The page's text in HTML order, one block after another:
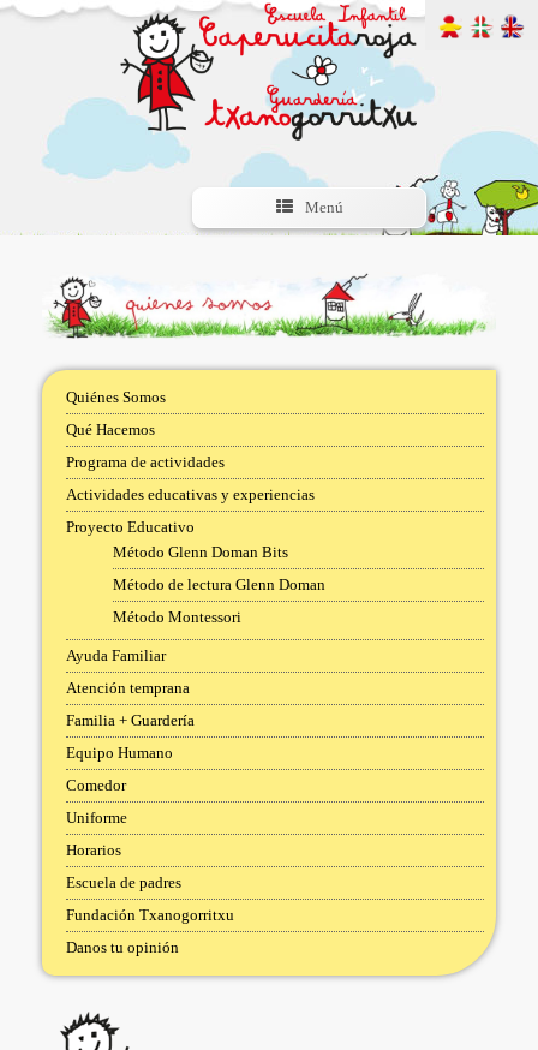
Menú
Quiénes Somos
Qué Hacemos
Programa de actividades
Actividades educativas y experiencias
Proyecto Educativo
Método Glenn Doman Bits
Método de lectura Glenn Doman
Método Montessori
Ayuda Familiar
Atención temprana
Familia + Guardería
Equipo Humano
Comedor
Uniforme
Horarios
Escuela de padres
Fundación Txanogorritxu
Danos tu opinión